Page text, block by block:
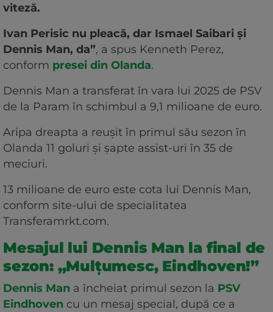
viteză.
Ivan Perisic nu pleacă, dar Ismael Saibari și
Dennis Man, da”, a spus Kenneth Perez,
conform presei din Olanda.
Dennis Man a transferat în vara lui 2025 de PSV
de la Param în schimbul a 9,1 milioane de euro.
Aripa dreapta a reușit în primul său sezon în
Olanda 11 goluri și șapte assist-uri în 35 de
meciuri.
13 milioane de euro este cota lui Dennis Man,
conform site-ului de specialitatea
Transferamrkt.com.
Mesajul lui Dennis Man la final de
sezon: „Mulțumesc, Eindhoven!”
Dennis Man a încheiat primul sezon la PSV
Eindhoven cu un mesaj special, după ce a